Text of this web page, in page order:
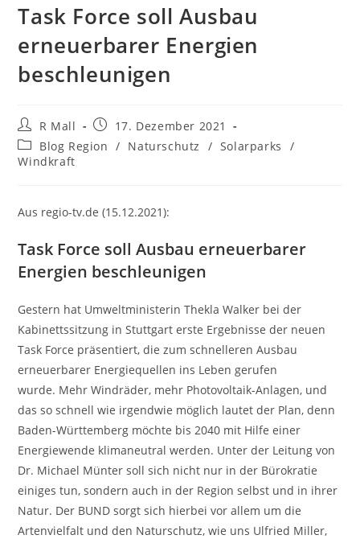
Task Force soll Ausbau
erneuerbarer Energien
beschleunigen
Beitrags-
Autor:
R Mall
Beitrag
veröffentlicht:
17. Dezember 2021
Beitrags-
Kategorie:
Blog Region / Naturschutz / Solarparks
/
Windkraft
Aus regio-tv.de (15.12.2021):
Task Force soll Ausbau erneuerbarer
Energien beschleunigen
Gestern hat Umweltministerin Thekla Walker bei der
Kabinettssitzung in Stuttgart erste Ergebnisse der neuen
Task Force präsentiert, die zum schnelleren Ausbau
erneuerbarer Energiequellen ins Leben gerufen
wurde. Mehr Windräder, mehr Photovoltaik-Anlagen, und
das so schnell wie irgendwie möglich lautet der Plan, denn
Baden-Württemberg möchte bis 2040 mit Hilfe einer
Energiewende klimaneutral werden. Unter der Leitung von
Dr. Michael Münter soll sich nicht nur in der Bürokratie
einiges tun, sondern auch in der Region selbst und in ihrer
Natur. Der BUND sorgt sich hierbei vor allem um die
Artenvielfalt und den Naturschutz, wie uns Ulfried Miller,